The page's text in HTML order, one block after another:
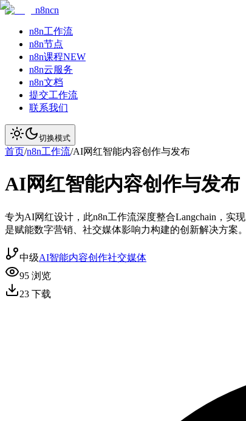
n8ncn
n8n工作流
n8n节点
n8n课程NEW
n8n云服务
n8n文档
提交工作流
联系我们
切换模式
首页/n8n工作流/AI网红智能内容创作与发布
AI网红智能内容创作与发布
专为AI网红设计，此n8n工作流深度整合Langchain，实
是赋能数字营销、社交媒体影响力构建的创新解决方案。
中级AI智能内容创作社交媒体
95 浏览
23 下载